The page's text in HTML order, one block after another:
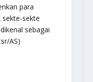
para
sekte
sebagai
AS)